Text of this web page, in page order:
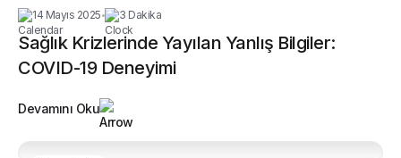
14 Mayıs 2025 • 3 Dakika
Sağlık Krizlerinde Yayılan Yanlış Bilgiler:
COVID-19 Deneyimi
Devamını Oku